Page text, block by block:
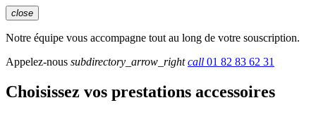
close
Notre équipe vous accompagne tout au long de votre souscription.
Appelez-nous subdirectory_arrow_right call 01 82 83 62 31
Choisissez vos prestations accessoires